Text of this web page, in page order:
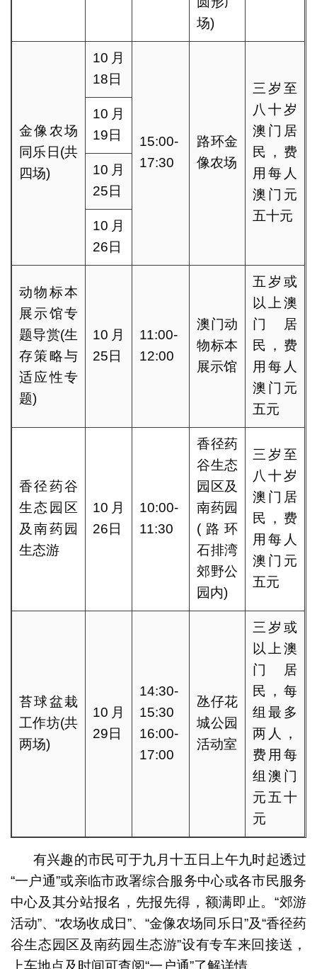
场)
金像农场
同乐日(共
四场)
10月
18日
15:00-
17:30
路环金
像农场
三岁至
八十岁
澳门居
民，费
用每人
澳门元
五十元
10月
19日
10月
25日
10月
26日
动物标本
展示馆专
题导赏(生
存策略与
适应性专
题)
10月
25日
11:00-
12:00
澳门动
物标本
展示馆
五岁或
以上澳
门居
民，费
用每人
澳门元
五元
香径药谷
生态园区
及南药园
生态游
10月
26日
10:00-
11:30
香径药
谷生态
园区及
南药园
(路环
石排湾
郊野公
园内)
三岁至
八十岁
澳门居
民，费
用每人
澳门元
五元
苔球盆栽
工作坊(共
两场)
10月
29日
14:30-
15:30
16:00-
17:00
氹仔花
城公园
活动室
三岁或
以上澳
门居
民，每
组最多
两人，
费用每
组澳门
元五十
元
有兴趣的市民可于九月十五日上午九时起透过
“一户通”或亲临市政署综合服务中心或各市民服务
中心及其分站报名，先报先得，额满即止。“郊游
活动”、“农场收成日”、“金像农场同乐日”及“香径药
谷生态园区及南药园生态游”设有专车来回接送，
上车地点及时间可查阅“一户通”了解详情。